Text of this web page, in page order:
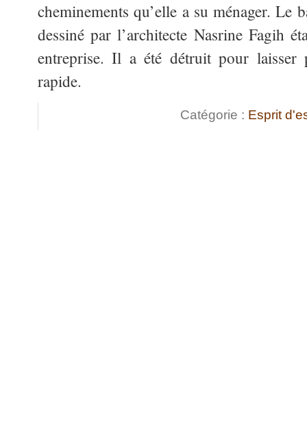
cheminements qu’elle a su ménager. Le
dessiné par l’architecte Nasrine Fagih
entreprise. Il a été détruit pour laisser
rapide.
Catégorie : Esprit